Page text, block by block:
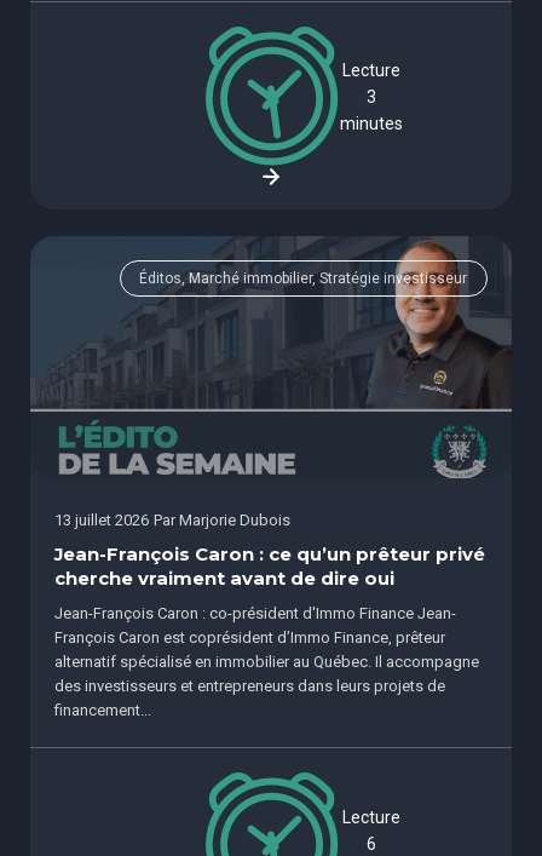
Lecture
3
minutes
Éditos, Marché immobilier, Stratégie investisseur
13 juillet 2026 Par Marjorie Dubois
Jean-François Caron : ce qu’un prêteur privé
cherche vraiment avant de dire oui
Jean-François Caron : co-président d'Immo Finance Jean-
François Caron est coprésident d’Immo Finance, prêteur
alternatif spécialisé en immobilier au Québec. Il accompagne
des investisseurs et entrepreneurs dans leurs projets de
financement...
Lecture
6